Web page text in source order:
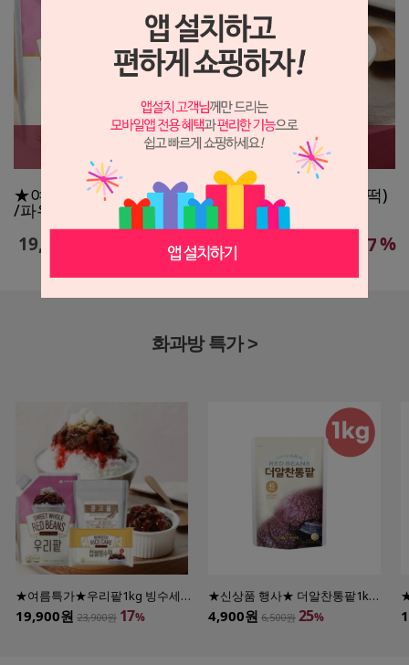
남은시간 7 일 15 : 03 : 09
★여름특가★우리팥1kg 빙수세트(팥+고물+빙수떡)
/파우치형(국산팥)
17%
19,900
화과방 특가 >
★여름특가★우리팥1kg 빙수세트(팥+고물+빙수떡) /파우치형(국산팥)
19,900원 23,900원 17%
★신상품 행사★ 더알찬통팥1kg (파우치형) /수입팥
4,900원 6,500원 25%